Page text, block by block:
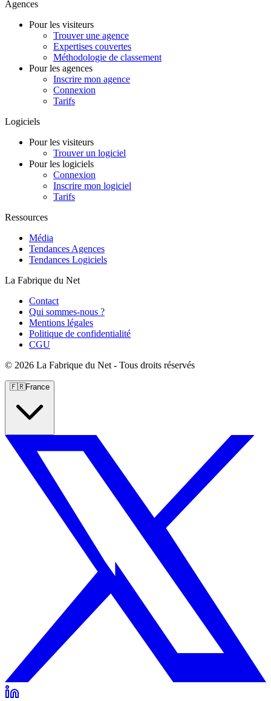
Agences
Pour les visiteurs
Trouver une agence
Expertises couvertes
Méthodologie de classement
Pour les agences
Inscrire mon agence
Connexion
Tarifs
Logiciels
Pour les visiteurs
Trouver un logiciel
Pour les logiciels
Connexion
Inscrire mon logiciel
Tarifs
Ressources
Média
Tendances Agences
Tendances Logiciels
La Fabrique du Net
Contact
Qui sommes-nous ?
Mentions légales
Politique de confidentialité
CGU
© 2026 La Fabrique du Net - Tous droits réservés
🇫🇷France